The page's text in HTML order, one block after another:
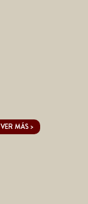
VER MÁS >